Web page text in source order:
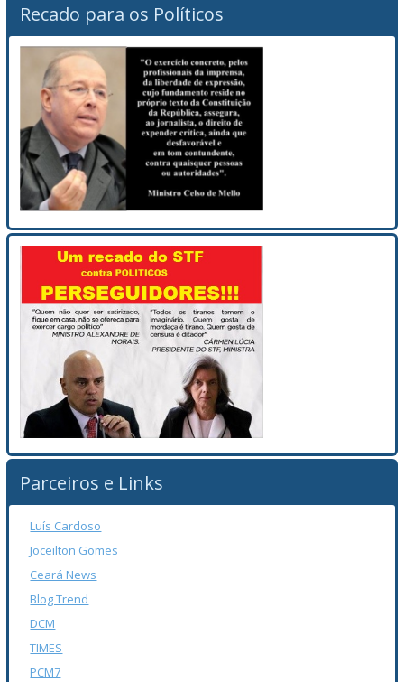
Recado para os Políticos
Parceiros e Links
Luís Cardoso
Joceilton Gomes
Ceará News
Blog Trend
DCM
TIMES
PCM7